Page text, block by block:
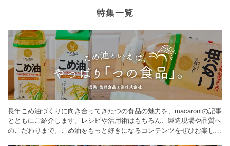
特集一覧
長年こめ油づくりに向き合ってきたつの食品の魅力を、macaroniの記事
とともにご紹介します。レシピや活用術はもちろん、製造現場や品質へ
のこだわりまで。こめ油をもっと好きになるコンテンツをぜひお楽しみ